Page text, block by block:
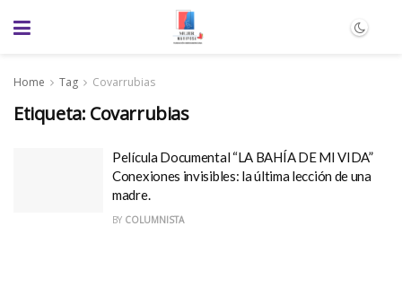
Home Tag Covarrubias
Etiqueta: Covarrubias
Película Documental “LA BAHÍA DE MI VIDA”
Conexiones invisibles: la última lección de una
madre.
BY COLUMNISTA